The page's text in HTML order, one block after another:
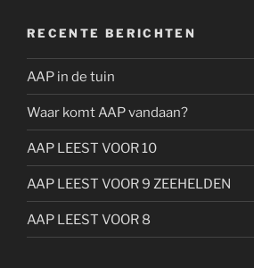
RECENTE BERICHTEN
AAP in de tuin
Waar komt AAP vandaan?
AAP LEEST VOOR 10
AAP LEEST VOOR 9 ZEEHELDEN
AAP LEEST VOOR 8